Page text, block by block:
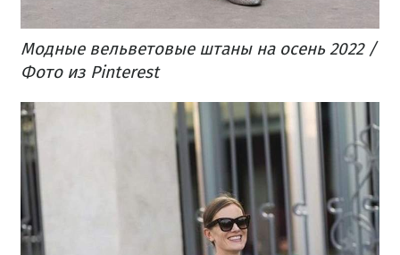
Модные вельветовые штаны на осень 2022 /
Фото из Pinterest